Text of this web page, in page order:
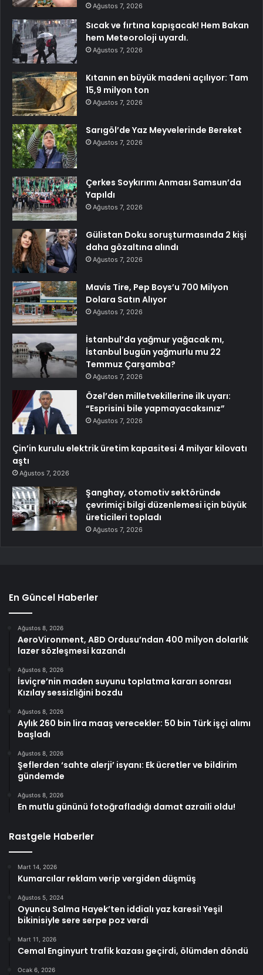
Ağustos 7, 2026
Sıcak ve fırtına kapışacak! Hem Bakan
hem Meteoroloji uyardı.
Ağustos 7, 2026
Kıtanın en büyük madeni açılıyor: Tam
15,9 milyon ton
Ağustos 7, 2026
Sarıgöl’de Yaz Meyvelerinde Bereket
Ağustos 7, 2026
Çerkes Soykırımı Anması Samsun’da
Yapıldı
Ağustos 7, 2026
Gülistan Doku soruşturmasında 2 kişi
daha gözaltına alındı
Ağustos 7, 2026
Mavis Tire, Pep Boys’u 700 Milyon
Dolara Satın Alıyor
Ağustos 7, 2026
İstanbul’da yağmur yağacak mı,
İstanbul bugün yağmurlu mu 22
Temmuz Çarşamba?
Ağustos 7, 2026
Özel’den milletvekillerine ilk uyarı:
“Esprisini bile yapmayacaksınız”
Ağustos 7, 2026
Çin’in kurulu elektrik üretim kapasitesi 4 milyar kilovatı
aştı
Ağustos 7, 2026
Şanghay, otomotiv sektöründe
çevrimiçi bilgi düzenlemesi için büyük
üreticileri topladı
Ağustos 7, 2026
En Güncel Haberler
Ağustos 8, 2026
AeroVironment, ABD Ordusu’ndan 400 milyon dolarlık
lazer sözleşmesi kazandı
Ağustos 8, 2026
İsviçre’nin maden suyunu toplatma kararı sonrası
Kızılay sessizliğini bozdu
Ağustos 8, 2026
Aylık 260 bin lira maaş verecekler: 50 bin Türk işçi alımı
başladı
Ağustos 8, 2026
Şeflerden ‘sahte alerji’ isyanı: Ek ücretler ve bildirim
gündemde
Ağustos 8, 2026
En mutlu gününü fotoğrafladığı damat azraili oldu!
Rastgele Haberler
Mart 14, 2026
Kumarcılar reklam verip vergiden düşmüş
Ağustos 5, 2024
Oyuncu Salma Hayek’ten iddialı yaz karesi! Yeşil
bikinisiyle sere serpe poz verdi
Mart 11, 2026
Cemal Enginyurt trafik kazası geçirdi, ölümden döndü
Ocak 6, 2026